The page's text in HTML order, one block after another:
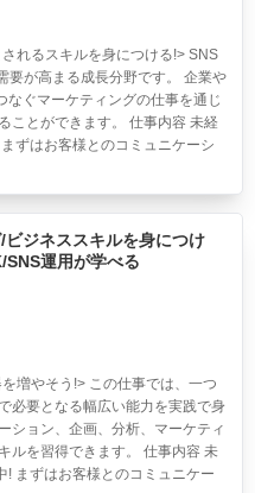
れるスキルを身につける!> SNS
要が高まる成長分野です。 企業や
ぐマーケティングの仕事を通じ
ことができます。 仕事内容 未経
ずはお客様とのコミュニケーシ
ジネススキルを身につけ
SNS運用が学べる
増やそう!> この仕事では、一つ
必要となる幅広い能力を実践で身
ション、企画、分析、マーケティ
ルを習得できます。 仕事内容 未
まずはお客様とのコミュニケー